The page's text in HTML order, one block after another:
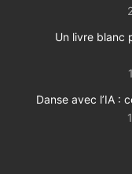
Un livre blanc
Danse avec l’IA :